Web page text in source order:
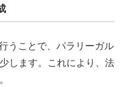
うことで、パラリーガル
します。これにより、法